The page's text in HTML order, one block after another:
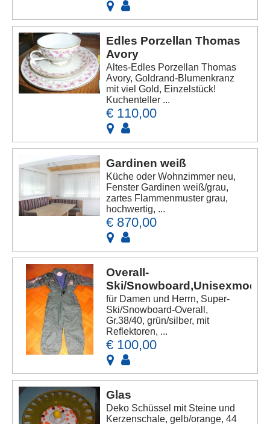
Edles Porzellan Thomas
Avory
Altes-Edles Porzellan Thomas
Avory, Goldrand-Blumenkranz
mit viel Gold, Einzelstück!
Kuchenteller ...
€ 110,00
Gardinen weiß
Küche oder Wohnzimmer neu,
Fenster Gardinen weiß/grau,
zartes Flammenmuster grau,
hochwertig, ...
€ 870,00
Overall-
Ski/Snowboard,Unisexmode
für Damen und Herrn, Super-
Ski/Snowboard-Overall,
Gr.38/40, grün/silber, mit
Reflektoren, ...
€ 100,00
Glas
Deko Schüssel mit Steine und
Kerzenschale, gelb/orange, 44